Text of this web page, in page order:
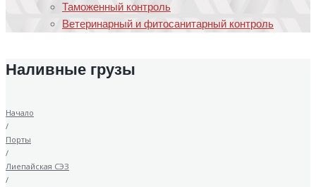
Таможенный контроль
Ветеринарный и фитосанитарный контроль
Наливные грузы
Начало
/
Порты
/
Лиепайская СЭЗ
/